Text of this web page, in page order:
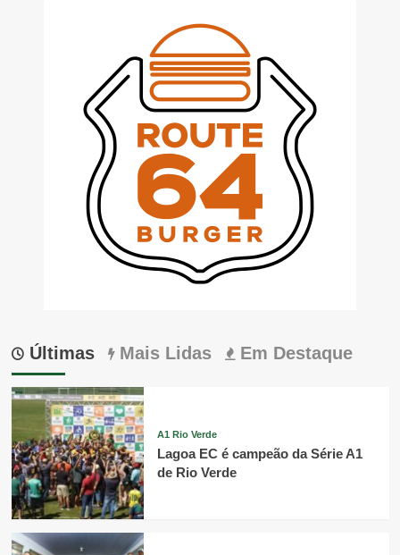
Últimas Mais Lidas Em Destaque
A1 Rio Verde
Lagoa EC é campeão da Série A1
de Rio Verde